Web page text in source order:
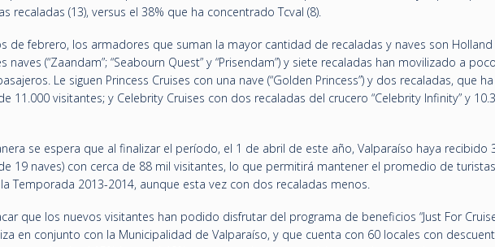
recaladas (13), versus el 38% que ha concentrado Tcval (8).
de febrero, los armadores que suman la mayor cantidad de recaladas y naves son
naves (“Zaandam”; “Seabourn Quest” y “Prisendam”) y siete recaladas han movilizado a
Le siguen Princess Cruises con una nave (“Golden Princess”) y dos recaladas, que
11.000 visitantes; y Celebrity Cruises con dos recaladas del crucero “Celebrity Infinity” y
se espera que al finalizar el período, el 1 de abril de este año, Valparaíso haya recibido
19 naves) con cerca de 88 mil visitantes, lo que permitirá mantener el promedio de turistas
Temporada 2013-2014, aunque esta vez con dos recaladas menos.
que los nuevos visitantes han podido disfrutar del programa de beneficios “Just For
en conjunto con la Municipalidad de Valparaíso, y que cuenta con 60 locales con